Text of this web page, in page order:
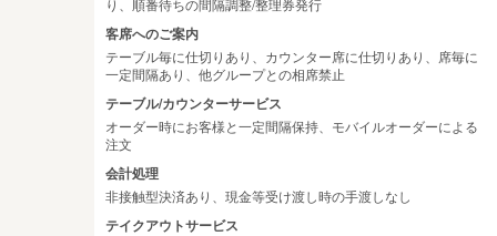
客席へのご案内
テーブル毎に仕切りあり、カウンター席に仕切りあり、席毎に
一定間隔あり、他グループとの相席禁止
テーブル/カウンターサービス
オーダー時にお客様と一定間隔保持、モバイルオーダーによる
注文
会計処理
非接触型決済あり、現金等受け渡し時の手渡しなし
テイクアウトサービス